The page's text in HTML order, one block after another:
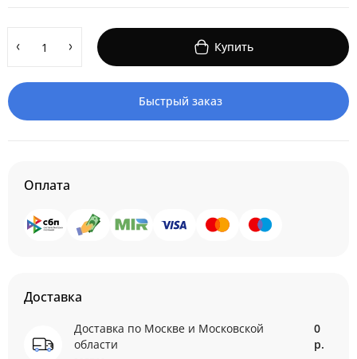
Купить
Быстрый заказ
Оплата
Доставка
Доставка по Москве и Московской
области
0
р.